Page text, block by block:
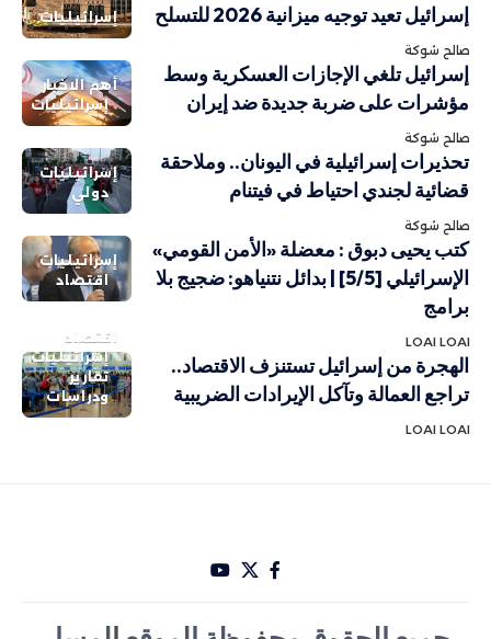
إسرائيليات
إسرائيل تعيد توجيه ميزانية 2026 للتسلح
صالح شوكة
أهم الاخبار
إسرائيليات
إسرائيل تلغي الإجازات العسكرية وسط
مؤشرات على ضربة جديدة ضد إيران
صالح شوكة
إسرائيليات
دولي
تحذيرات إسرائيلية في اليونان.. وملاحقة
قضائية لجندي احتياط في فيتنام
صالح شوكة
إسرائيليات
اقتصاد
كتب يحيى دبوق : معضلة «الأمن القومي»
الإسرائيلي [5/5] | بدائل نتنياهو: ضجيج بلا
برامج
LOAI LOAI
اقتصاد
إسرائيليات
تقارير
ودراسات
الهجرة من إسرائيل تستنزف الاقتصاد..
تراجع العمالة وتآكل الإيرادات الضريبية
LOAI LOAI